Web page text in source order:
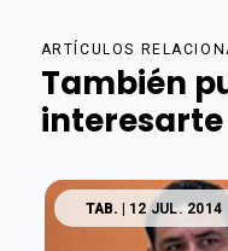
ARTÍCULOS
También
interesarte
TAB. | 12 JUL. 2014